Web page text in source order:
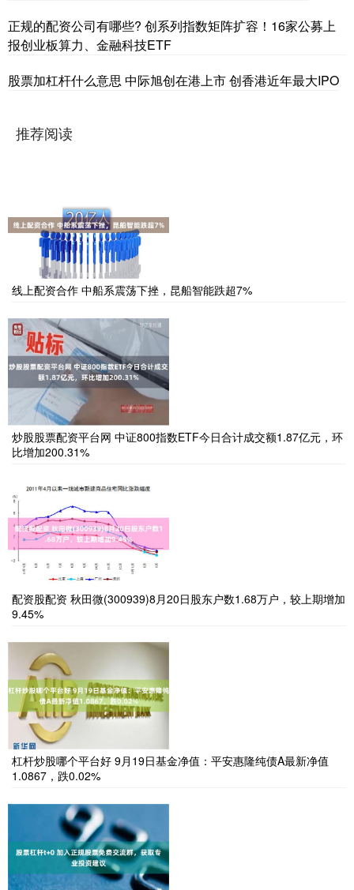
正规的配资公司有哪些? 创系列指数矩阵扩容！16家公募上
报创业板算力、金融科技ETF
股票加杠杆什么意思 中际旭创在港上市 创香港近年最大IPO
推荐阅读
线上配资合作 中船系震荡下挫，昆船智能跌超7%
炒股股票配资平台网 中证800指数ETF今日合计成交额1.87亿元，环
比增加200.31%
配资股配资 秋田微(300939)8月20日股东户数1.68万户，较上期增加
9.45%
杠杆炒股哪个平台好 9月19日基金净值：平安惠隆纯债A最新净值
1.0867，跌0.02%